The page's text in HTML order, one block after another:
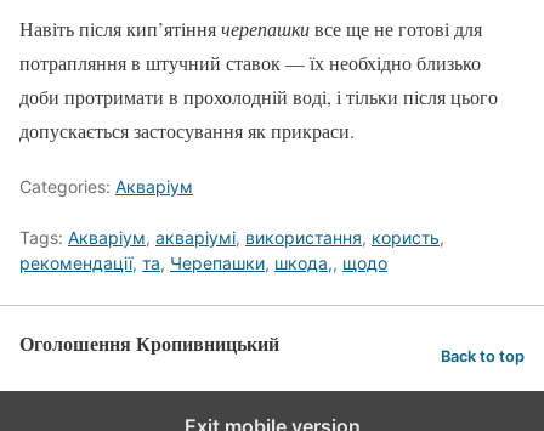
Навіть після кип’ятіннячерепашкивсе ще не готові для
потрапляння в штучний ставок — їх необхідно близько
доби протримати в прохолодній воді, і тільки після цього
допускається застосування як прикраси.
Categories: Акваріум
Tags: Акваріум, акваріумі, використання, користь,
рекомендації, та, Черепашки, шкода,, щодо
Оголошення Кропивницький Back to top